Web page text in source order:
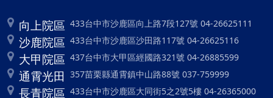
向上院區 433台中市沙鹿區向上路7段127號 04-26625111
沙鹿院區 433台中市沙鹿區沙田路117號 04-26625116
大甲院區 437台中市大甲區經國路321號 04-26885599
通霄光田 357苗栗縣通霄鎮中山路88號 037-759999
長青院區 433台中市沙鹿區大同街5之2號5樓 04-26365000